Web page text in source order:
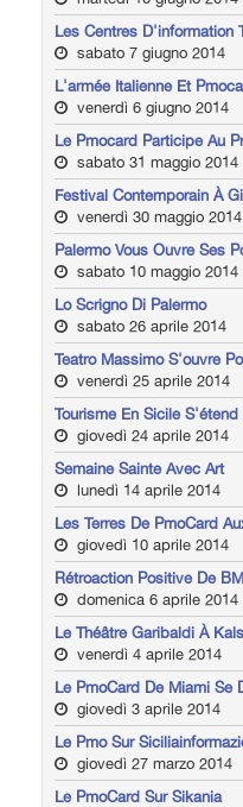
Les Centres D'information
sabato 7 giugno 2014
L'armée Italienne Et
venerdì 6 giugno 2014
Le Pmocard Participe Au
sabato 31 maggio 2014
Festival Contemporain À
venerdì 30 maggio 2014
Palermo Vous Ouvre Ses
sabato 10 maggio 2014
Lo Scrigno Di Palermo
sabato 26 aprile 2014
Teatro Massimo S'ouvre
venerdì 25 aprile 2014
Tourisme En Sicile
giovedì 24 aprile 2014
Semaine Sainte Avec Art
lunedì 14 aprile 2014
Les Terres De PmoCard
giovedì 10 aprile 2014
Rétroaction Positive De
domenica 6 aprile 2014
Le Théâtre Garibaldi À
venerdì 4 aprile 2014
Le PmoCard De Miami Se
giovedì 3 aprile 2014
Le Pmo Sur
giovedì 27 marzo 2014
Le PmoCard Sur Sikania